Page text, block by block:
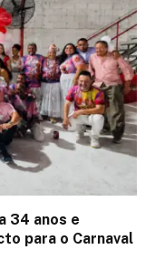
34 anos e
para o Carnaval